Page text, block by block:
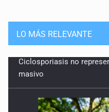
LO MÁS RELEVANTE